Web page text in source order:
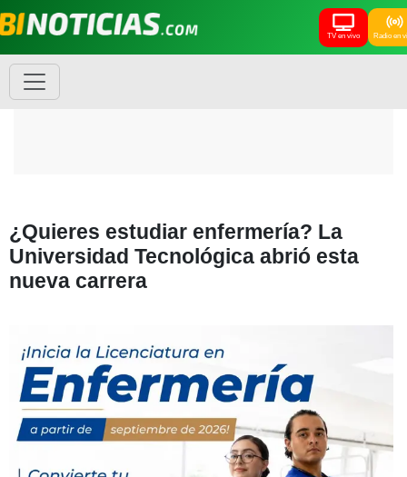
TV en vivo Radio en
¿Quieres estudiar enfermería? La
Universidad Tecnológica abrió esta
nueva carrera